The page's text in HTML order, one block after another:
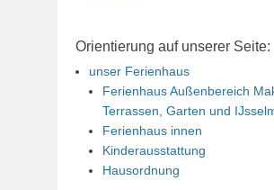
Orientierung auf unserer Seite:
unser Ferienhaus
Ferienhaus Außenbereich
Terrassen, Garten und
Ferienhaus innen
Kinderausstattung
Hausordnung